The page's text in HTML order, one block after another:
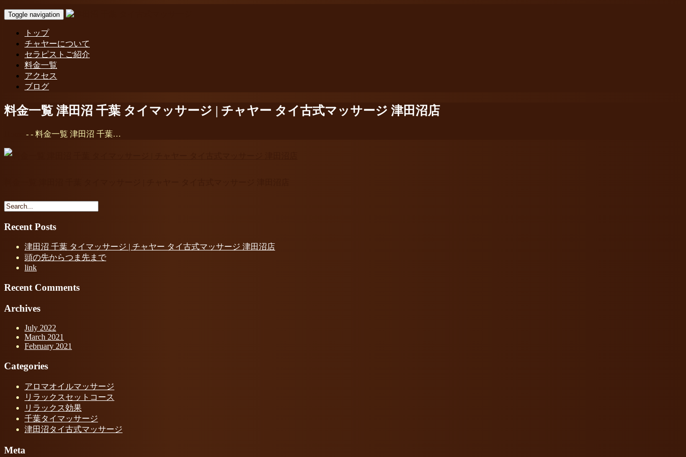
Toggle navigation
トップ
チャヤーについて
セラピストご紹介
料金一覧
アクセス
ブログ
料金一覧 津田沼 千葉 タイマッサージ | チャヤー タイ古式マッサージ 津田沼店
- - 料金一覧 津田沼 千葉…
Recent Posts
津田沼 千葉 タイマッサージ | チャヤー タイ古式マッサージ 津田沼店
頭の先からつま先まで
link
Recent Comments
Archives
July 2022
March 2021
February 2021
Categories
アロマオイルマッサージ
リラックスセットコース
リラックス効果
千葉タイマッサージ
津田沼タイ古式マッサージ
Meta